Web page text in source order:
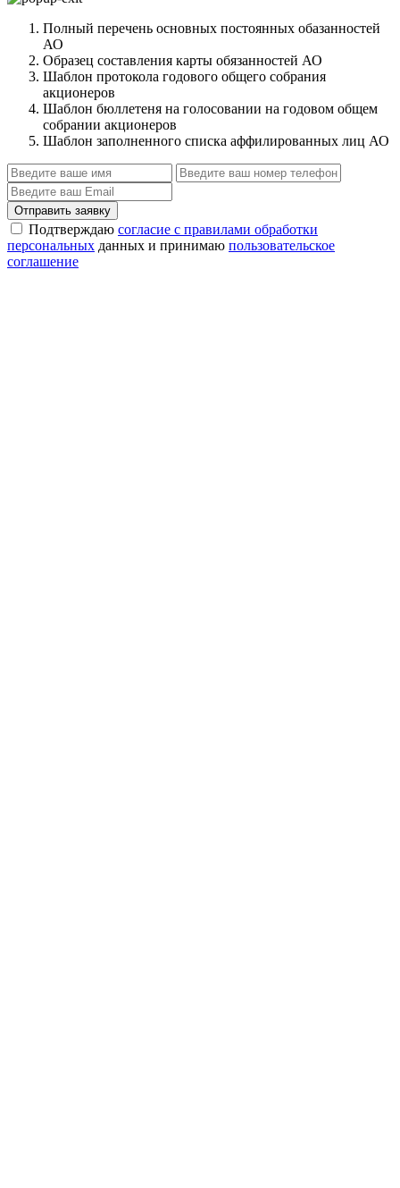
Полный перечень основных постоянных обазанностей
АО
Образец составления карты обязанностей АО
Шаблон протокола годового общего собрания
акционеров
Шаблон бюллетеня на голосовании на годовом общем
собрании акционеров
Шаблон заполненного списка аффилированных лиц АО
Отправить заявку
Подтверждаю согласие с правилами обработки
персональных данных и принимаю пользовательское
соглашение